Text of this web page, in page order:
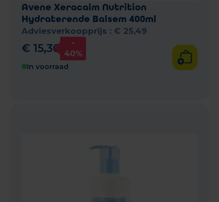
Avene Xeracalm Nutrition
Hydraterende Balsem 400ml
Adviesverkoopprijs : € 25,49
€ 15,30
-
40%
In voorraad